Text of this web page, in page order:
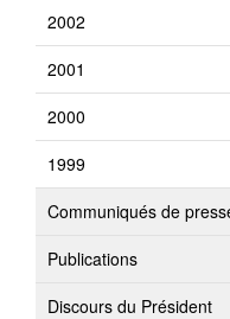
2002
2001
2000
1999
Communiqués de
Publications
Discours du Président